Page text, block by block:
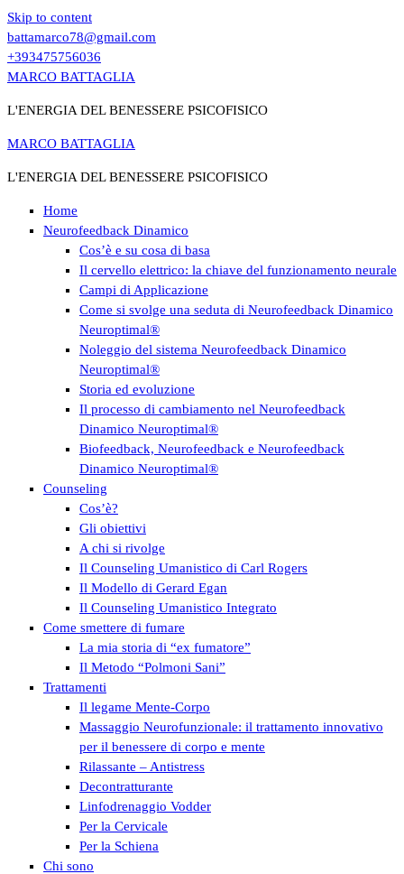
Skip to content
battamarco78@gmail.com
+393475756036
MARCO BATTAGLIA
L'ENERGIA DEL BENESSERE PSICOFISICO
MARCO BATTAGLIA
L'ENERGIA DEL BENESSERE PSICOFISICO
Home
Neurofeedback Dinamico
Cos’è e su cosa di basa
Il cervello elettrico: la chiave del funzionamento neurale
Campi di Applicazione
Come si svolge una seduta di Neurofeedback Dinamico
Neuroptimal®
Noleggio del sistema Neurofeedback Dinamico
Neuroptimal®
Storia ed evoluzione
Il processo di cambiamento nel Neurofeedback
Dinamico Neuroptimal®
Biofeedback, Neurofeedback e Neurofeedback
Dinamico Neuroptimal®
Counseling
Cos’è?
Gli obiettivi
A chi si rivolge
Il Counseling Umanistico di Carl Rogers
Il Modello di Gerard Egan
Il Counseling Umanistico Integrato
Come smettere di fumare
La mia storia di “ex fumatore”
Il Metodo “Polmoni Sani”
Trattamenti
Il legame Mente-Corpo
Massaggio Neurofunzionale: il trattamento innovativo
per il benessere di corpo e mente
Rilassante – Antistress
Decontratturante
Linfodrenaggio Vodder
Per la Cervicale
Per la Schiena
Chi sono